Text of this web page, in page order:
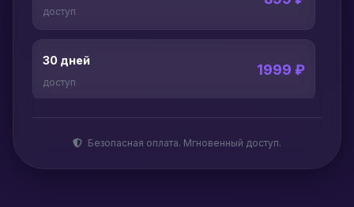
доступ
30 дней
доступ
1999 ₽
Безопасная оплата. Мгновенный доступ.